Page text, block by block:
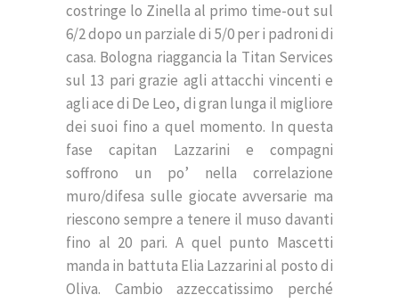
costringe lo Zinella al primo time-out sul
6/2 dopo un parziale di 5/0 per i padroni di
casa. Bologna riaggancia la Titan Services
sul 13 pari grazie agli attacchi vincenti e
agli ace di De Leo, di gran lunga il migliore
dei suoi fino a quel momento. In questa
fase capitan Lazzarini e compagni
soffrono un po’ nella correlazione
muro/difesa sulle giocate avversarie ma
riescono sempre a tenere il muso davanti
fino al 20 pari. A quel punto Mascetti
manda in battuta Elia Lazzarini al posto di
Oliva. Cambio azzeccatissimo perché